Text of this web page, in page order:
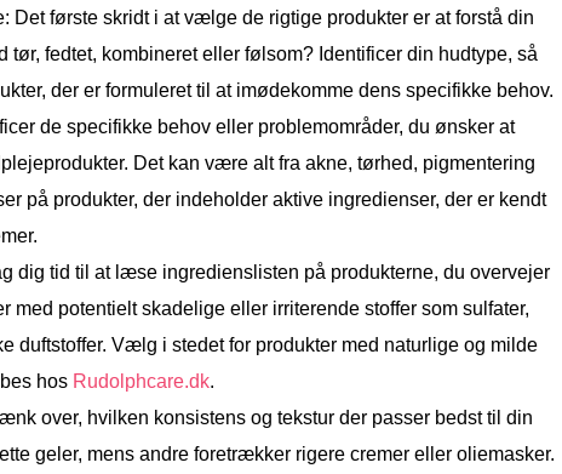
Det første skridt i at vælge de rigtige produkter er at forstå din
tør, fedtet, kombineret eller følsom? Identificer din hudtype, så
der er formuleret til at imødekomme dens specifikke behov.
de specifikke behov eller problemområder, du ønsker at
Det kan være alt fra akne, tørhed, pigmentering
på produkter, der indeholder aktive ingredienser, der er kendt
dig tid til at læse ingredienslisten på produkterne, du overvejer
med potentielt skadelige eller irriterende stoffer som sulfater,
duftstoffer. Vælg i stedet for produkter med naturlige og milde
hos Rudolphcare.dk.
over, hvilken konsistens og tekstur der passer bedst til din
geler, mens andre foretrækker rigere cremer eller oliemasker.